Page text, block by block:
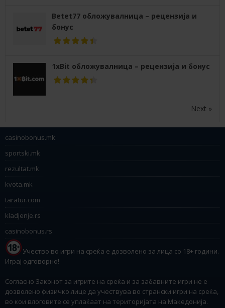
Betet77 обложувалница – рецензија и
бонус
1xBit обложувалница – рецензија и бонус
Next »
casinobonus.mk
sportski.mk
rezultat.mk
kvota.mk
taratur.com
kladjenje.rs
casinobonus.rs
Учество во игри на среќа е дозволено за лица со 18+ години.
Играј одговорно!
Согласно Законот за игрите на среќа и за забавните игри не е
дозволено физичко лице да учествува во странски игри на среќа,
во кои влоговите се уплаќаат на територијата на Македонија.